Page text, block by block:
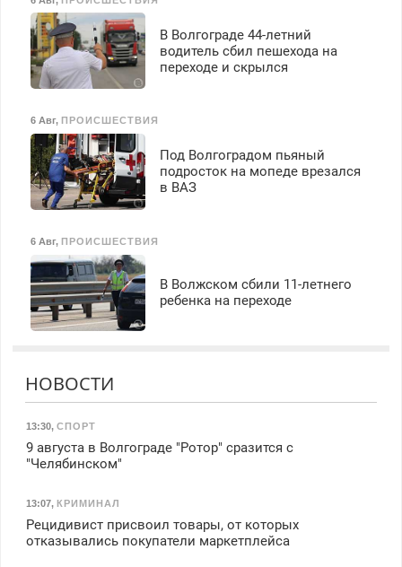
В Волгограде 44-летний
водитель сбил пешехода на
переходе и скрылся
6 Авг, ПРОИСШЕСТВИЯ
Под Волгоградом пьяный
подросток на мопеде врезался
в ВАЗ
6 Авг, ПРОИСШЕСТВИЯ
В Волжском сбили 11-летнего
ребенка на переходе
НОВОСТИ
13:30, СПОРТ
9 августа в Волгограде "Ротор" сразится с
"Челябинском"
13:07, КРИМИНАЛ
Рецидивист присвоил товары, от которых
отказывались покупатели маркетплейса